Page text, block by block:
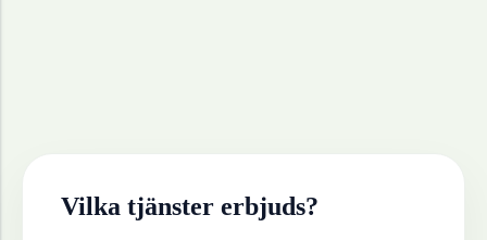
Vilka tjänster erbjuds?